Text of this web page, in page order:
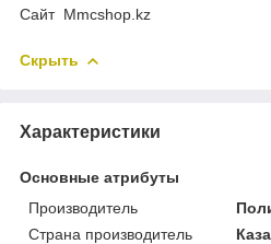
Cайт Mmcshop.kz
Скрыть
Характеристики
Основные атрибуты
Производитель
Страна производитель